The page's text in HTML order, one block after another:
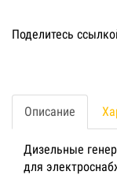
Поделитесь
Описание
Дизельные
для